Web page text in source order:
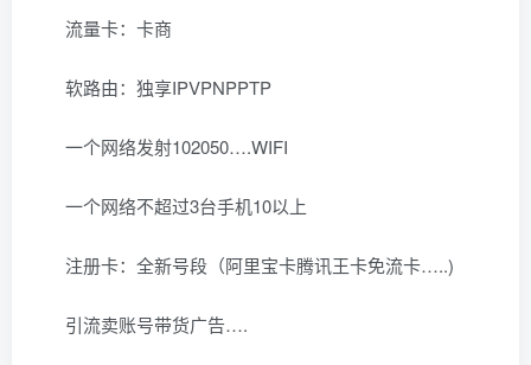
流量卡：卡商
软路由：独享IPVPNPPTP
一个网络发射102050….WIFI
一个网络不超过3台手机10以上
注册卡：全新号段（阿里宝卡腾讯王卡免流卡…..)
引流卖账号带货广告….